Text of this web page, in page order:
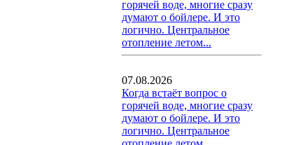
горячей воде, многие сразу
думают о бойлере. И это
логично. Центральное
отопление летом...
07.08.2026
Когда встаёт вопрос о
горячей воде, многие сразу
думают о бойлере. И это
логично. Центральное